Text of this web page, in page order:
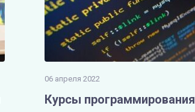
06 апреля 2022
Курсы программирования